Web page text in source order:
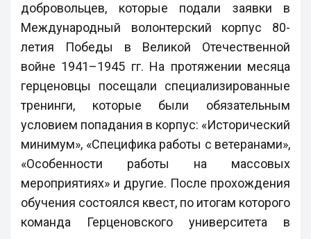
добровольцев, которые подали заявки в
Международный волонтерский корпус 80-
летия Победы в Великой Отечественной
войне 1941–1945 гг. На протяжении месяца
герценовцы посещали специализированные
тренинги, которые были обязательным
условием попадания в корпус: «Исторический
минимум», «Специфика работы с ветеранами»,
«Особенности работы на массовых
мероприятиях» и другие. После прохождения
обучения состоялся квест, по итогам которого
команда Герценовского университета в